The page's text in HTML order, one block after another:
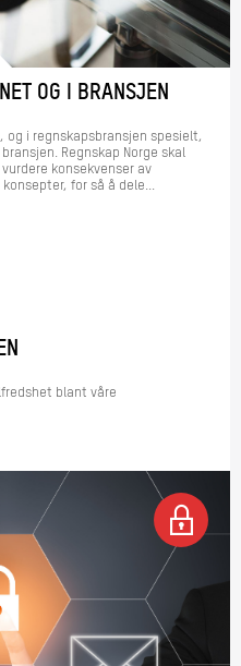
OG I BRANSJEN
i regnskapsbransjen spesielt,
Regnskap Norge skal
konsekvenser av
for så å dele...
blant våre